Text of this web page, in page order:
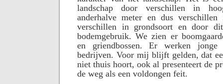
landschap door verschillen in
anderhalve meter en dus
verschillen in grondsoort en door
bodemgebruik. We zien er
en griendbossen. Er werken jonge
bedrijven. Voor mij blijft gelden, dat
niet thuis hoort, ook al presenteert de
de weg als een voldongen feit.